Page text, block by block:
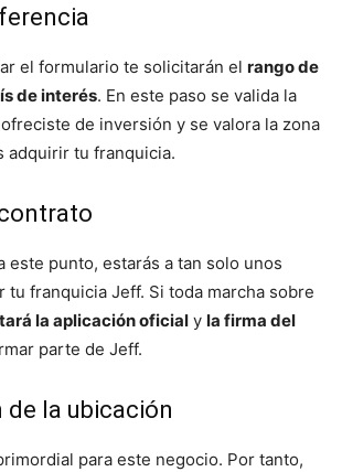
el formulario te solicitarán el rango de
de interés. En este paso se valida la
de inversión y se valora la zona
adquirir tu franquicia.
este punto, estarás a tan solo unos
tu franquicia Jeff. Si toda marcha sobre
la aplicación oficial y la firma del
parte de Jeff.
de la ubicación
para este negocio. Por tanto,